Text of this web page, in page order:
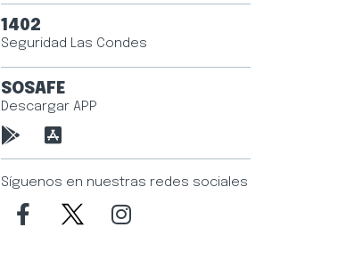
1402
Seguridad Las Condes
SOSAFE
Descargar APP
Síguenos en nuestras redes sociales